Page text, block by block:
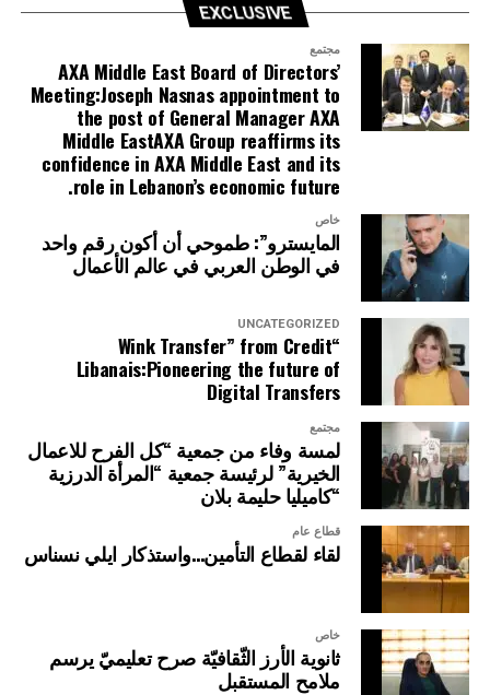
EXCLUSIVE
مجتمع
AXA Middle East Board of Directors’
Meeting:Joseph Nasnas appointment to
the post of General Manager AXA
Middle EastAXA Group reaffirms its
confidence in AXA Middle East and its
role in Lebanon’s economic future.
خاص
المايسترو”: طموحي أن أكون رقم واحد
في الوطن العربي في عالم الأعمال
UNCATEGORIZED
“Wink Transfer” from Credit
Libanais:Pioneering the future of
Digital Transfers
مجتمع
لمسة وفاء من جمعية “كل الفرح للاعمال
الخيرية” لرئيسة جمعية “المرأة الدرزية
“كاميليا حليمة بلان
قطاع عام
لقاء لقطاع التأمين…واستذكار ايلي نسناس
خاص
ثانوية الأرز الثّقافيّة صرح تعليميّ يرسم
ملامح المستقبل